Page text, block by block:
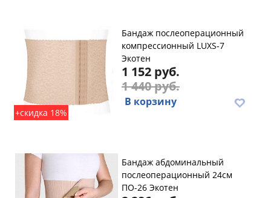
+скидка 18%
Бандаж послеоперационный
компрессионный LUXS-7
Экотен
1 152 руб.
1 440 руб.
В корзину
Бандаж абдоминальный
послеоперационный 24см
ПО-26 Экотен